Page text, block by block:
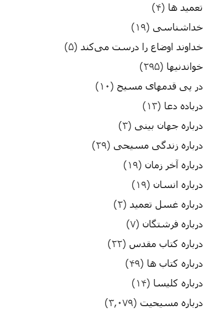
تعمید ها (۴)
خداشناسی (۱۹)
خداوند اوضاع را درست می‌کند (۵)
خواندنیها (۲۹۵)
در پی قدمهای مسیح (۱۰)
درباده دعا (۱۳)
درباره جهان بینی (۳)
درباره زندگی مسیحی (۲۹)
درباره آخر زمان (۱۹)
درباره انسان (۱۹)
درباره غسل تعمید (۲)
درباره فرشتگان (۷)
درباره کتاب مقدس (۲۲)
درباره کتاب ها (۴۹)
درباره کلیسا (۱۴)
درباره مسیحیت (۳,۰۷۹)